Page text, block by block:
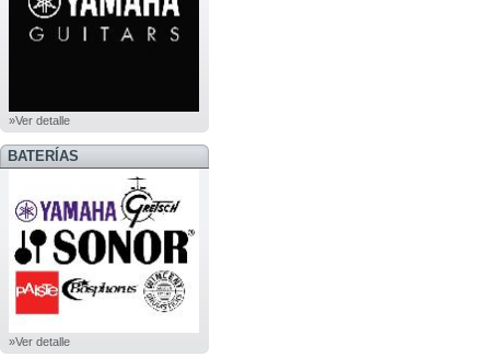
»Ver detalle
BATERÍAS
»Ver detalle